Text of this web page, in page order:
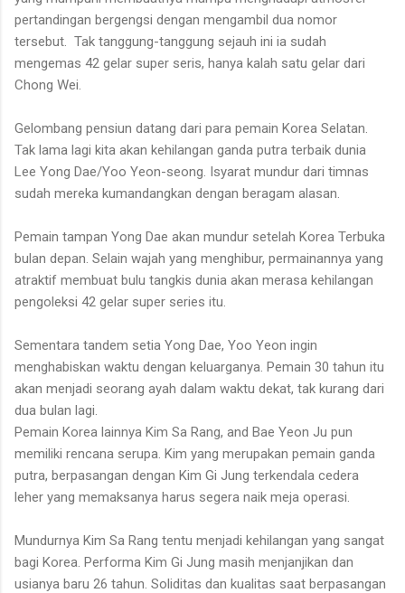
pertandingan bergengsi dengan mengambil dua nomor
tersebut. Tak tanggung-tanggung sejauh ini ia sudah
mengemas 42 gelar super seris, hanya kalah satu gelar dari
Chong Wei.
Gelombang pensiun datang dari para pemain Korea Selatan.
Tak lama lagi kita akan kehilangan ganda putra terbaik dunia
Lee Yong Dae/Yoo Yeon-seong. Isyarat mundur dari timnas
sudah mereka kumandangkan dengan beragam alasan.
Pemain tampan Yong Dae akan mundur setelah Korea Terbuka
bulan depan. Selain wajah yang menghibur, permainannya yang
atraktif membuat bulu tangkis dunia akan merasa kehilangan
pengoleksi 42 gelar super series itu.
Sementara tandem setia Yong Dae, Yoo Yeon ingin
menghabiskan waktu dengan keluarganya. Pemain 30 tahun itu
akan menjadi seorang ayah dalam waktu dekat, tak kurang dari
dua bulan lagi.
Pemain Korea lainnya Kim Sa Rang, and Bae Yeon Ju pun
memiliki rencana serupa. Kim yang merupakan pemain ganda
putra, berpasangan dengan Kim Gi Jung terkendala cedera
leher yang memaksanya harus segera naik meja operasi.
Mundurnya Kim Sa Rang tentu menjadi kehilangan yang sangat
bagi Korea. Performa Kim Gi Jung masih menjanjikan dan
usianya baru 26 tahun. Soliditas dan kualitas saat berpasangan